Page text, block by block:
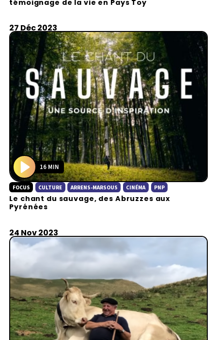
témoignage de la vie en Pays Toy
27 Déc 2023
P
l
a
16 MIN
FOCUS CULTURE ARRENS-MARSOUS CINÉMA PNP
Le chant du sauvage, des Abruzzes aux
Pyrénées
24 Nov 2023